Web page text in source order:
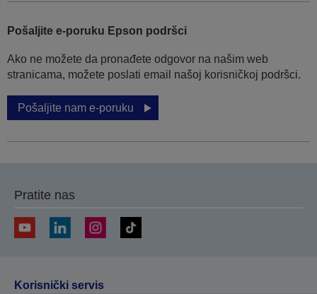
Pošaljite e-poruku Epson podršci
Ako ne možete da pronađete odgovor na našim web
stranicama, možete poslati email našoj korisničkoj podršci.
Pošaljite nam e-poruku
Pratite nas
Korisnički servis